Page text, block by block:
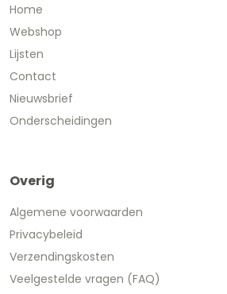
Home
Webshop
Lijsten
Contact
Nieuwsbrief
Onderscheidingen
Overig
Algemene voorwaarden
Privacybeleid
Verzendingskosten
Veelgestelde vragen (FAQ)